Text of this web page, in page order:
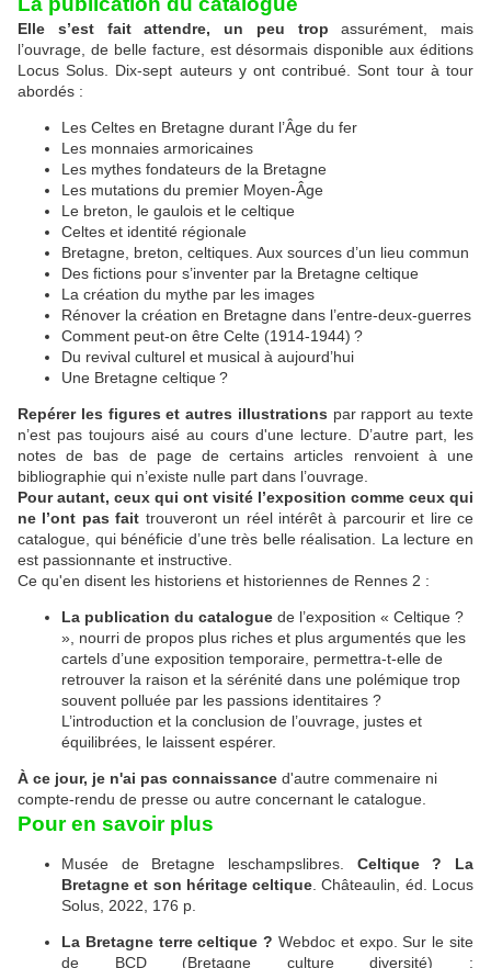
Elle s’est fait attendre, un peu trop assurément, mais
l’ouvrage, de belle facture, est désormais disponible aux éditions
Locus Solus. Dix-sept auteurs y ont contribué. Sont tour à tour
abordés :
Les Celtes en Bretagne durant l’Âge du fer
Les monnaies armoricaines
Les mythes fondateurs de la Bretagne
Les mutations du premier Moyen-Âge
Le breton, le gaulois et le celtique
Celtes et identité régionale
Bretagne, breton, celtiques. Aux sources d’un lieu commun
Des fictions pour s’inventer par la Bretagne celtique
La création du mythe par les images
Rénover la création en Bretagne dans l’entre-deux-guerres
Comment peut-on être Celte (1914-1944) ?
Du revival culturel et musical à aujourd’hui
Une Bretagne celtique ?
Repérer les figures et autres illustrations par rapport au texte
n’est pas toujours aisé au cours d'une lecture. D’autre part, les
notes de bas de page de certains articles renvoient à une
bibliographie qui n’existe nulle part dans l’ouvrage.
Pour autant, ceux qui ont visité l’exposition comme ceux qui
ne l’ont pas fait trouveront un réel intérêt à parcourir et lire ce
catalogue, qui bénéficie d’une très belle réalisation. La lecture en
est passionnante et instructive.
Ce qu'en disent les historiens et historiennes de Rennes 2 :
La publication du catalogue de l’exposition « Celtique ?
», nourri de propos plus riches et plus argumentés que les
cartels d’une exposition temporaire, permettra-t-elle de
retrouver la raison et la sérénité dans une polémique trop
souvent polluée par les passions identitaires ?
L’introduction et la conclusion de l’ouvrage, justes et
équilibrées, le laissent espérer.
À ce jour, je n'ai pas connaissance d'autre commenaire ni
compte-rendu de presse ou autre concernant le catalogue.
Pour en savoir plus
Musée de Bretagne leschampslibres.
Celtique ? La
Bretagne et son héritage celtique . Châteaulin, éd. Locus
Solus, 2022, 176 p.
La Bretagne terre celtique ? Webdoc et expo. Sur le site
de BCD (Bretagne culture diversité) :